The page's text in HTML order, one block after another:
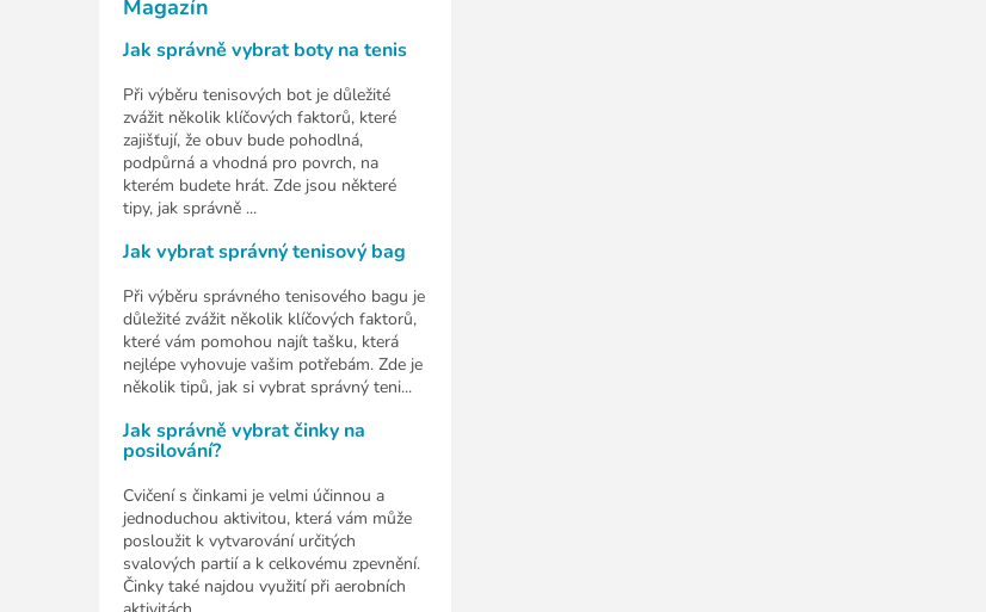
Magazín
Jak správně vybrat boty na tenis
Při výběru tenisových bot je důležité
zvážit několik klíčových faktorů, které
zajišťují, že obuv bude pohodlná,
podpůrná a vhodná pro povrch, na
kterém budete hrát. Zde jsou některé
tipy, jak správně ...
Jak vybrat správný tenisový bag
Při výběru správného tenisového bagu je
důležité zvážit několik klíčových faktorů,
které vám pomohou najít tašku, která
nejlépe vyhovuje vašim potřebám. Zde je
několik tipů, jak si vybrat správný teni...
Jak správně vybrat činky na
posilování?
Cvičení s činkami je velmi účinnou a
jednoduchou aktivitou, která vám může
posloužit k vytvarování určitých
svalových partií a k celkovému zpevnění.
Činky také najdou využití při aerobních